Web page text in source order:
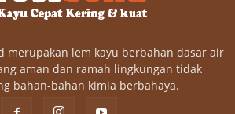
merupakan lem kayu berbahan dasar air
aman dan ramah lingkungan tidak
bahan-bahan kimia berbahaya.